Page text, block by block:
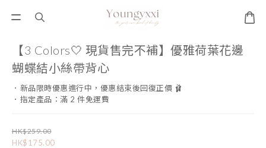
【3 Colors🤍 現貨售完不補】優雅荷葉花邊
蝴蝶結小絲帶背心
．新品限時優惠進行中，優惠結束後回復正價 🩰
．指定產品：滿 2 件免運費
HK$259.00
HK$175.00